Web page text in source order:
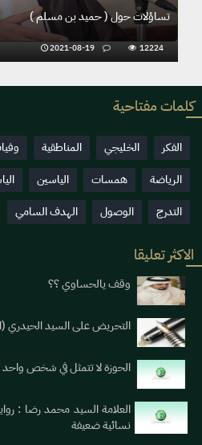
تساؤلات
12224
كلمات مفتاحية
الفكر الخليجي المناطقية
الرياضة
همسات الياسين
التدرج
الوصول الهدف السامي
الاكثر تعليقا
وقف يالحساوي ؟؟
التحريض على السيد الحيدري
الحوزة لا تتمثل في شخص واحد
العلامة السيد محمد رضا :
نسائية ضعيفة